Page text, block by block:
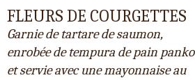
FLEURS DE COURGETTES
Garnie de tartare de saumon,
enrobée de tempura de pain panko
et servie avec une mayonnaise au